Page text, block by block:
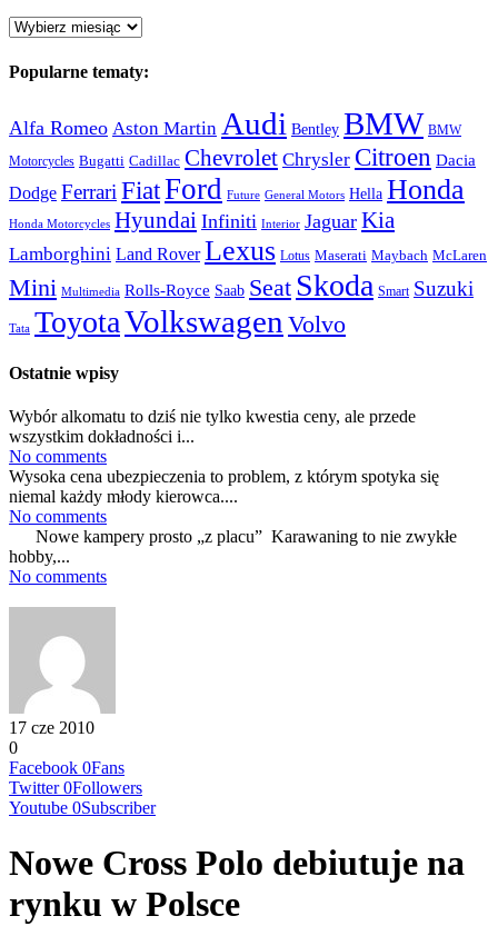
Archiwum:
Popularne tematy:
Alfa Romeo Aston Martin Audi Bentley BMW BMW
Motorcycles Bugatti Cadillac Chevrolet Chrysler Citroen Dacia
Dodge Ferrari FiatFord Future General Motors Hella Honda
Honda Motorcycles Hyundai Infiniti Interior Jaguar Kia
Lamborghini Land Rover Lexus Lotus Maserati Maybach McLaren
Mini Multimedia Rolls-Royce Saab Seat Skoda Smart Suzuki
Tata ToyotaVolkswagen Volvo
Ostatnie wpisy
Wybór alkomatu to dziś nie tylko kwestia ceny, ale przede
wszystkim dokładności i...
No comments
Wysoka cena ubezpieczenia to problem, z którym spotyka się
niemal każdy młody kierowca....
No comments
Nowe kampery prosto „z placu” Karawaning to nie zwykłe
hobby,...
No comments
17 cze 2010
0
Facebook 0Fans
Twitter 0Followers
Youtube 0Subscriber
Nowe Cross Polo debiutuje na
rynku w Polsce